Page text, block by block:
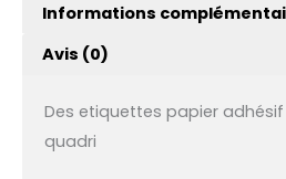
Informations
Avis (0)
Des etiquettes papier
quadri